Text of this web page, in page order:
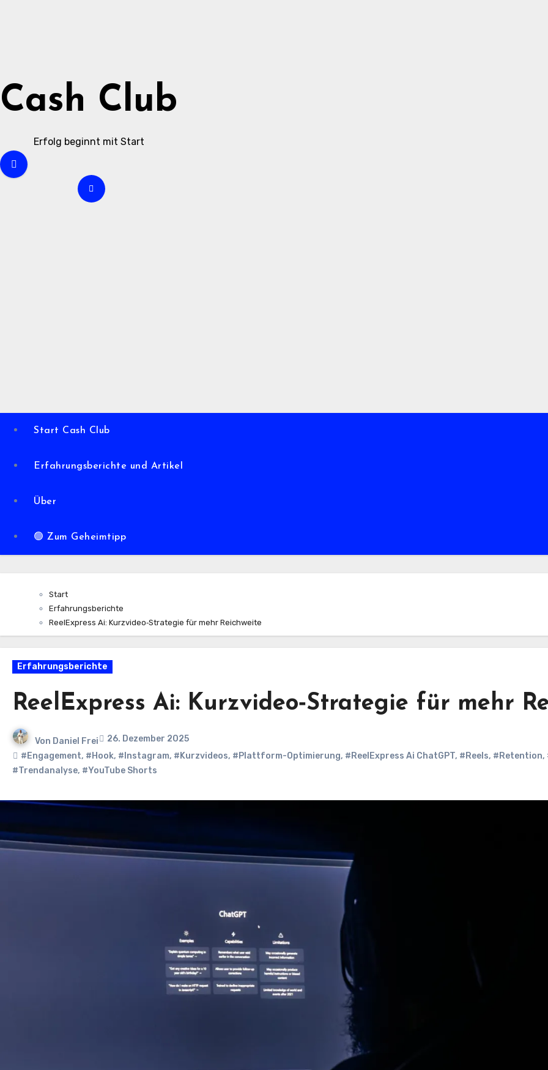
Cash Club
Erfolg beginnt mit Start
Start Cash Club
Erfahrungsberichte und Artikel
Über
🟢 Zum Geheimtipp
Start
Erfahrungsberichte
ReelExpress Ai: Kurzvideo‑Strategie für mehr Reichweite
Erfahrungsberichte
ReelExpress Ai: Kurzvideo‑Strategie für mehr
Von Daniel Frei
26. Dezember 2025
#Engagement, #Hook, #Instagram, #Kurzvideos, #Plattform-Optimierung, #ReelExpress Ai ChatGPT, #Reels, #Retention,
#Trendanalyse, #YouTube Shorts